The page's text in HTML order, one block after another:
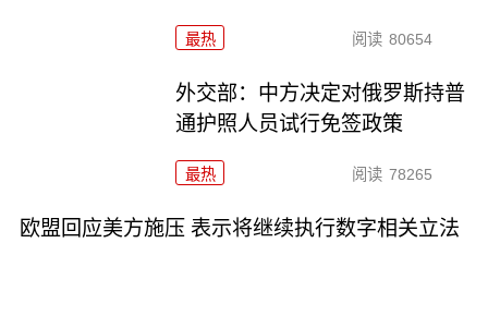
最热 阅读 80654
外交部：中方决定对俄罗斯持普
通护照人员试行免签政策
最热 阅读 78265
欧盟回应美方施压 表示将继续执行数字相关立法